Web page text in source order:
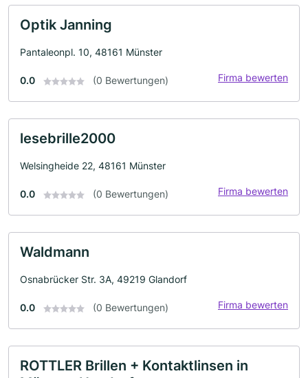
Optik Janning
Pantaleonpl. 10, 48161 Münster
0.0 (0 Bewertungen) Firma bewerten
lesebrille2000
Welsingheide 22, 48161 Münster
0.0 (0 Bewertungen) Firma bewerten
Waldmann
Osnabrücker Str. 3A, 49219 Glandorf
0.0 (0 Bewertungen) Firma bewerten
ROTTLER Brillen + Kontaktlinsen in